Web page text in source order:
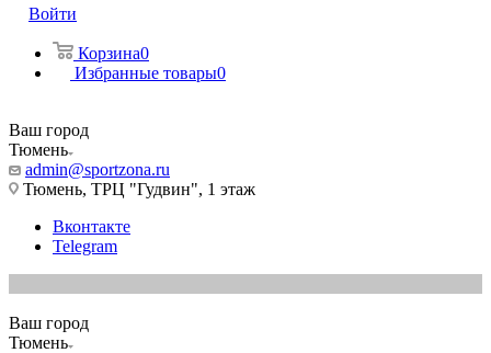
Войти
Корзина0
Избранные товары0
Ваш город
Тюмень
admin@sportzona.ru
Тюмень, ТРЦ "Гудвин", 1 этаж
Вконтакте
Telegram
Ваш город
Тюмень